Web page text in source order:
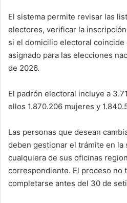
El sistema permite revisar las
electores, verificar la
si el domicilio electoral
asignado para las elecciones
de 2026.
El padrón electoral incluye a
ellos 1.870.206 mujeres y
Las personas que desean
deben gestionar el trámite en la
cualquiera de sus oficinas
correspondiente. El proceso no
completarse antes del 30 de